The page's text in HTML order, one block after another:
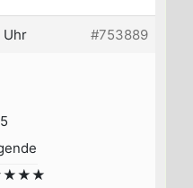
Uhr #753889